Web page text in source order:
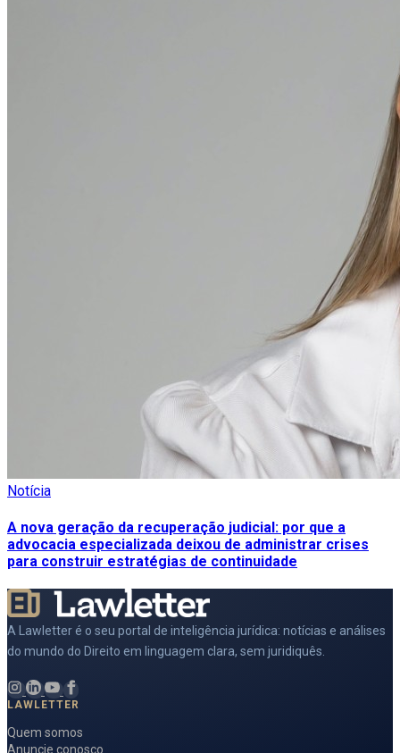
Notícia
A nova geração da recuperação judicial: por que a
advocacia especializada deixou de administrar crises
para construir estratégias de continuidade
A Lawletter é o seu portal de inteligência jurídica: notícias e análises
do mundo do Direito em linguagem clara, sem juridiquês.
LAWLETTER
Quem somos
Anuncie conosco